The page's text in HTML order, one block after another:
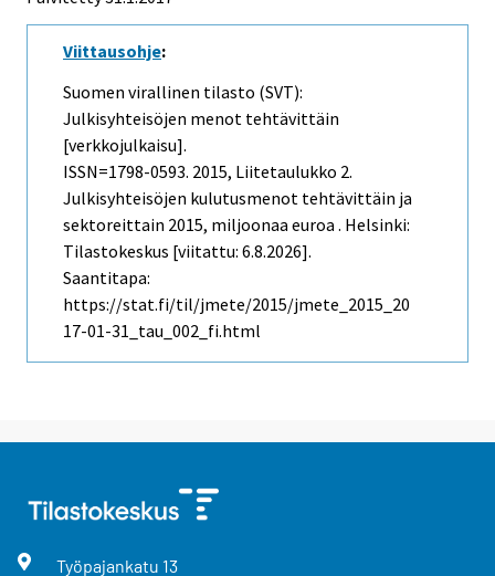
Viittausohje:
Suomen virallinen tilasto (SVT):
Julkisyhteisöjen menot tehtävittäin
[verkkojulkaisu].
ISSN=1798-0593. 2015, Liitetaulukko 2.
Julkisyhteisöjen kulutusmenot tehtävittäin ja
sektoreittain 2015, miljoonaa euroa . Helsinki:
Tilastokeskus [viitattu: 6.8.2026].
Saantitapa:
https://stat.fi/til/jmete/2015/jmete_2015_20
17-01-31_tau_002_fi.html
Työpajankatu 13